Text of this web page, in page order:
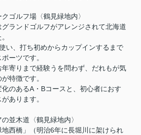
ゴルフ場〈鶴見緑地内〉
ランドゴルフがアレンジされて北海道
い、打ち初めからカップインするまで
ーツです。
年寄りまで経験うを問わず、だれもが気
特徴です。
のあるA・Bコースと、初心者におす
あります。
並木道〈鶴見緑地内〉
西橋」（明治6年に長堀川に架けられ